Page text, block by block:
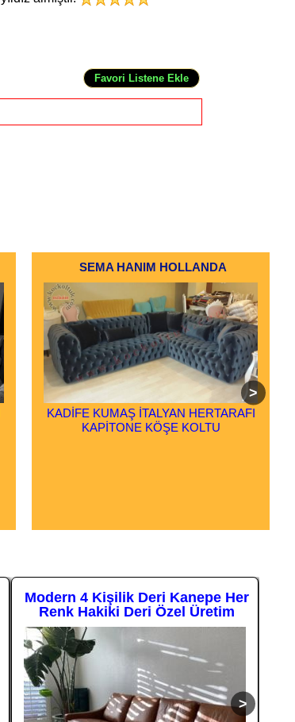
SEMA HANIM HOLLANDA
KADİFE KUMAŞ İTALYAN HERTARAFI
KAPİTONE KÖŞE KOLTU
Modern 4 Kişilik Deri Kanepe Her
Renk Hakiki Deri Özel Üretim